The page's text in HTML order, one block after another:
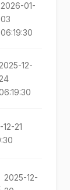
2026-01-
03
06:19:30
2025-12-
24
21
2025-12-